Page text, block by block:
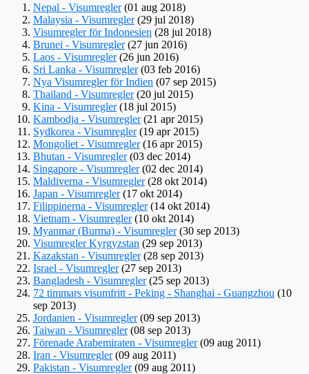
Nepal - Visumregler(01 aug 2018)
Malaysia - Visumregler(29 jul 2018)
Visumregler för Indonesien (28 jul 2018)
Brunei - Visumregler(27 jun 2016)
Laos - Visumregler(26 jun 2016)
Sri Lanka - Visumregler(03 feb 2016)
Nya Visumregler för Indien (07 sep 2015)
Thailand - Visumregler(20 jul 2015)
Kina - Visumregler(18 jul 2015)
Kambodja - Visumregler(21 apr 2015)
Sydkorea - Visumregler(19 apr 2015)
Mongoliet - Visumregler(16 apr 2015)
Bhutan - Visumregler(03 dec 2014)
Singapore - Visumregler(02 dec 2014)
Maldiverna - Visumregler(28 okt 2014)
Japan - Visumregler(17 okt 2014)
Filippinerna - Visumregler(14 okt 2014)
Vietnam - Visumregler(10 okt 2014)
Myanmar (Burma) - Visumregler(30 sep 2013)
Visumregler Kyrgyzstan (29 sep 2013)
Kazakstan - Visumregler(28 sep 2013)
Israel - Visumregler(27 sep 2013)
Bangladesh - Visumregler(25 sep 2013)
72 timmars visumfritt - Peking - Shanghai - Guangzhou (10
sep 2013)
Jordanien - Visumregler(09 sep 2013)
Taiwan - Visumregler(08 sep 2013)
Förenade Arabemiraten - Visumregler(09 aug 2011)
Iran - Visumregler(09 aug 2011)
Pakistan - Visumregler(09 aug 2011)